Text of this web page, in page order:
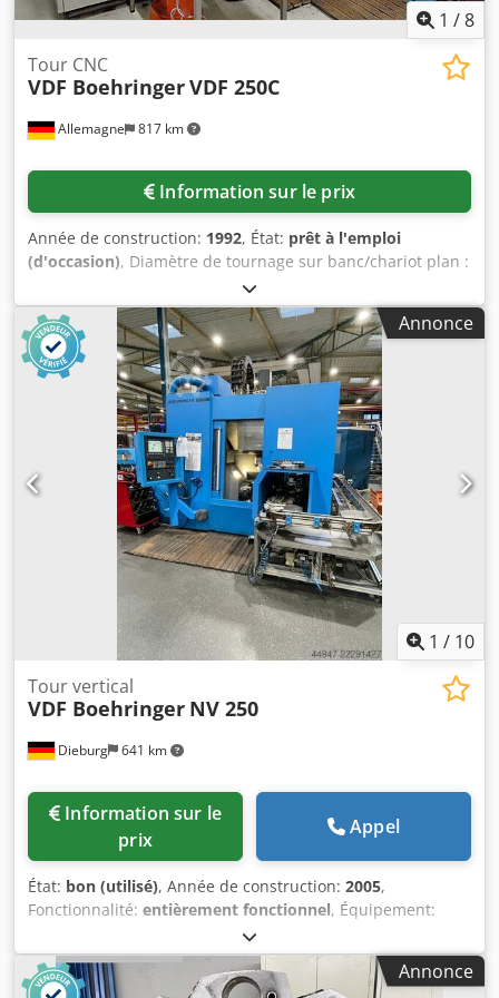
barre Ø max. 63 mm compris tube de traction et montage
1 /8
Allemagne 817 km
Tour CNC
VDF BoehringerVDF 250C
Information sur le prix
Année de construction: 1992, État: prêt à l'emploi
(d'occasion), Diamètre de tournage sur banc/chariot plan :
420mm/280mm, longueur de tournage : 1000mm, alésage
de broche : 78mm, vitesse de rotation max. : 3550 t/min,
puissance d'entraînement : 35kW, emplacements d'outils :
12 (avec outils entraînés), porte-outils : VDI50, avance
rapide : 10m/min. Dimensions de la machine X/Y/Z : env.
4100mm/2300mm/2200mm, poids : env. 10000kg,
commande : Siemens 840T avec axe C. Après un
remplacement de la batterie tampon, le logiciel de la
machine a été effacé, ce qui a entraîné la suppression de
certains paramètres de la machine sans documentation et
un fonctionnement automatique est actuellement
impossible. Disponible probablement à partir du 1er
trimestre 2025. Crsdpfx Aeu D H Hwobksf
Annonce
1 / 10
Dieburg 641 km
Tour vertical
VDF Boehringer NV 250
prix
Appel
État: bon (utilisé), Année de construction: 2005,
Fonctionnalité: entièrement fonctionnel, Équipement:
, BOEHRINGER NV 250, tour
vertical CNC À vendre : une tour vertical CNC BOEHRINGER
NV 250, année de fabrication 2005. Cette machine estAnnonce